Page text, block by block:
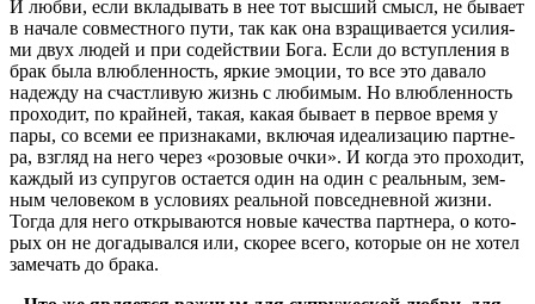
И люб­ви, если вкла­ды­вать в нее тот выс­ший смысл, не быва­ет
в нача­ле сов­мест­но­го пути, так как она взра­щи­ва­ет­ся уси­ли­я­
ми двух людей и при содей­ствии Бога. Если до вступ­ле­ния в
брак была влюб­лен­ность, яркие эмо­ции, то все это дава­ло
надеж­ду на счаст­ли­вую жизнь с люби­мым. Но влюб­лен­ность
про­хо­дит, по край­ней, такая, какая быва­ет в пер­вое вре­мя у
пары, со все­ми ее при­зна­ка­ми, вклю­чая иде­а­ли­за­цию парт­не­
ра, взгляд на него через «розо­вые очки». И когда это про­хо­дит,
каж­дый из супру­гов оста­ет­ся один на один с реаль­ным, зем­
ным чело­ве­ком в усло­ви­ях реаль­ной повсе­днев­ной жиз­ни.
Тогда для него откры­ва­ют­ся новые каче­ства парт­не­ра, о кото­
рых он не дога­ды­вал­ся или, ско­рее все­го, кото­рые он не хотел
заме­чать до брака.